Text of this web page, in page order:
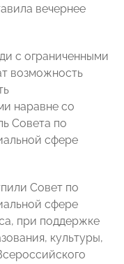
вечернее
с ограниченными
возможность
наравне со
Совета по
сфере
Совет по
сфере
при поддержке
культуры,